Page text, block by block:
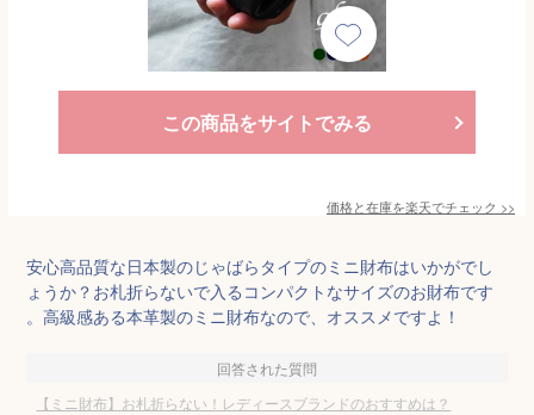
この商品をサイトでみる
価格と在庫を楽天でチェック >>
安心高品質な日本製のじゃばらタイプのミニ財布はいかがでし
ょうか？お札折らないで入るコンパクトなサイズのお財布です
。高級感ある本革製のミニ財布なので、オススメですよ！
回答された質問
【ミニ財布】お札折らない！レディースブランドのおすすめは？